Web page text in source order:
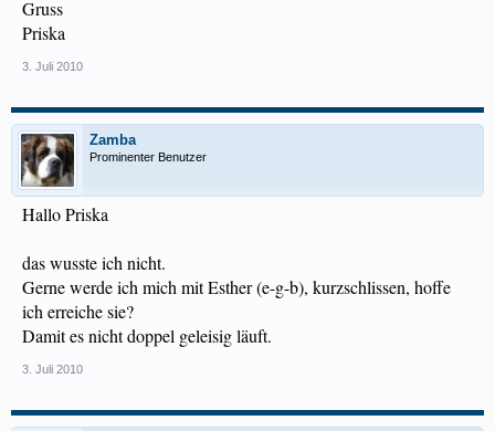
Gruss
Priska
3. Juli 2010
Zamba
Prominenter Benutzer
Hallo Priska
das wusste ich nicht.
Gerne werde ich mich mit Esther (e-g-b), kurzschlissen, hoffe
ich erreiche sie?
Damit es nicht doppel geleisig läuft.
3. Juli 2010